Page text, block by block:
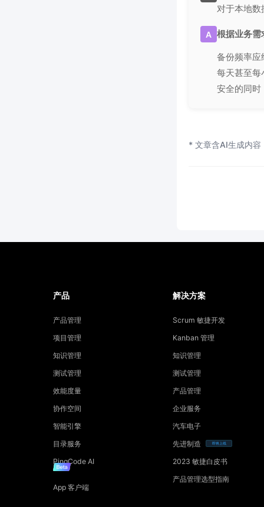
对于本地数
A 根据业务需
备份频率应
每天甚至每
安全的同时
* 文章含AI生成内容
产品
产品管理
项目管理
知识管理
测试管理
效能度量
协作空间
智能引擎
目录服务
PingCode AI
App 客户端
解决方案
Scrum 敏捷开发
Kanban 管理
知识管理
测试管理
产品管理
企业服务
汽车电子
先进制造
即将上线
2023 敏捷白皮书
产品管理选型指南